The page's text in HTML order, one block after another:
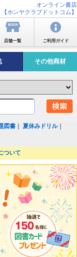
オンライン書店
【ホンヤクラブドットコム】
店舗一覧 ご利用ガイド
その他商材
図書 ｜夏休みドリル｜
ついて